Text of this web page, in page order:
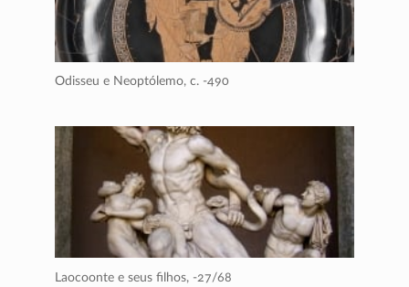
Odisseu e Neoptólemo, c. -490
Laocoonte e seus filhos, -27/68